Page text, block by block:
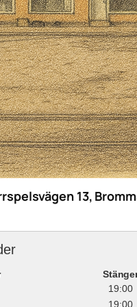
13,
19:00
19:00